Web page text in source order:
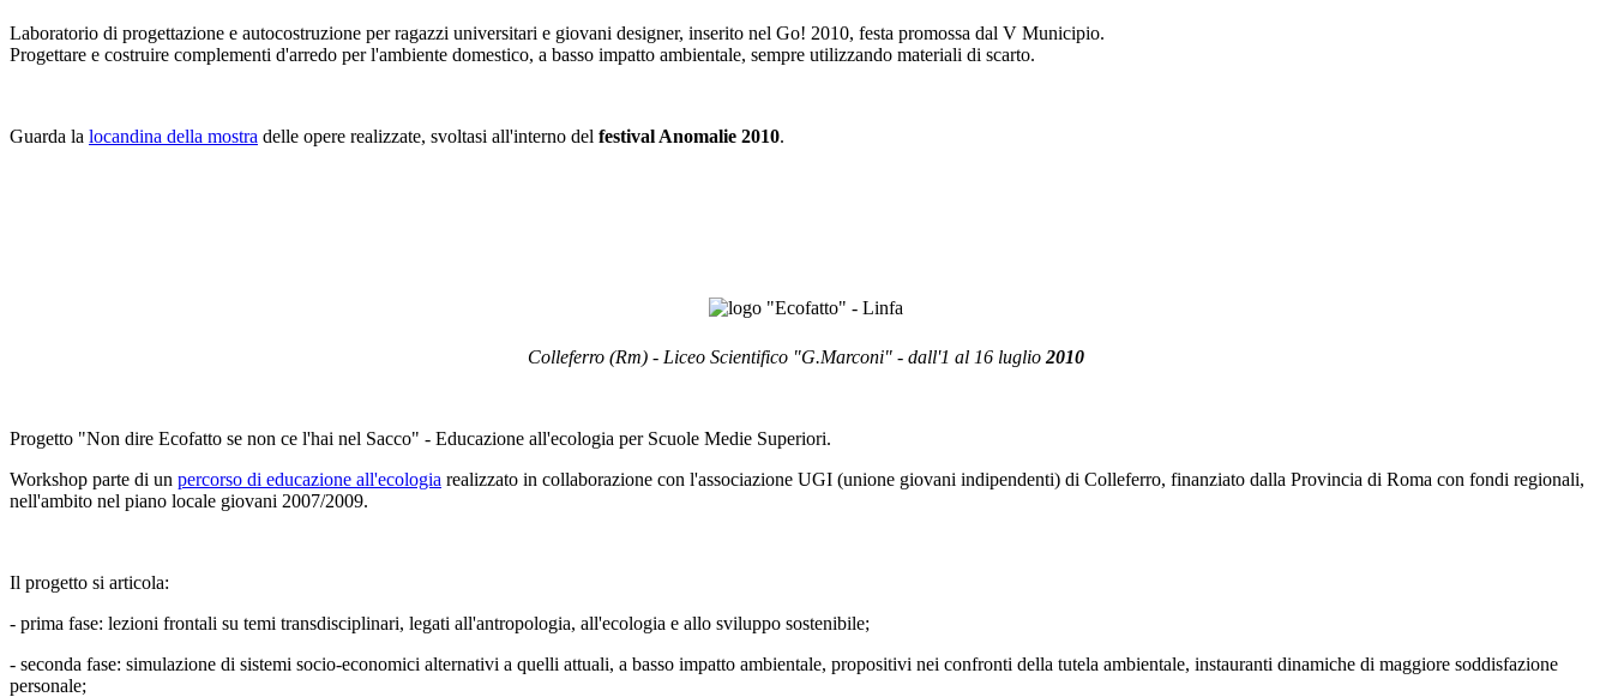
Laboratorio di progettazione e autocostruzione per ragazzi universitari e giovani designer, inserito nel Go! 2010, festa promossa dal V Municipio.
Progettare e costruire complementi d'arredo per l'ambiente domestico, a basso impatto ambientale, sempre utilizzando materiali di scarto.
Guarda la locandina della mostra delle opere realizzate, svoltasi all'interno del festival Anomalie 2010.
Colleferro (Rm) - Liceo Scientifico "G.Marconi" - dall'1 al 16 luglio 2010
Progetto "Non dire Ecofatto se non ce l'hai nel Sacco" - Educazione all'ecologia per Scuole Medie Superiori.
Workshop parte di un percorso di educazione all'ecologia realizzato in collaborazione con l'associazione UGI (unione giovani indipendenti) di Colleferro, finanziato dalla Provincia di Roma con fondi regionali,
nell'ambito nel piano locale giovani 2007/2009.
Il progetto si articola:
- prima fase: lezioni frontali su temi transdisciplinari, legati all'antropologia, all'ecologia e allo sviluppo sostenibile;
- seconda fase: simulazione di sistemi socio-economici alternativi a quelli attuali, a basso impatto ambientale, propositivi nei confronti della tutela ambientale, instauranti dinamiche di maggiore soddisfazione
personale;